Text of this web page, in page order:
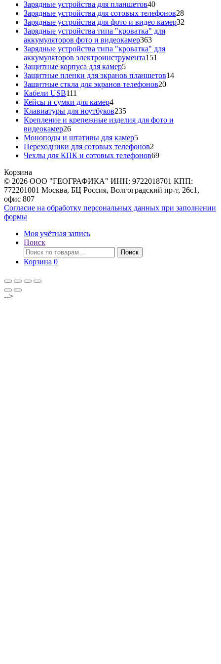
Зарядные устройства для планшетов4040
товаров
Зарядные устройства для сотовых телефонов2828
товаров
Зарядные устройства для фото и видео камер32
Зарядные устройства типа "кроватка" для
аккумуляторов фото и видеокамер363363
товара
Зарядные устройства типа "кроватка" для
аккумуляторов электроинструмента151
Защитные корпуса для камер55
товаров
Защитные пленки для экранов планшетов1414
Защитные сткла для экранов телефонов2020
Кабели USB111
товаров
Кейсы и сумки для камер44
товара
Клавиатуры для ноутбуков235235
товаров
Крепление и крепежные изделия для фото и
видеокамер2626
товаров
Моноподы и штативы для камер55
товаров
Переходники для сотовых телефонов2
товара
Чехлы для КПК и сотовых телефонов6969
Корзина
© 2026 ООО "ГЕОГРАФИКА" ИНН: 9722018701 КПП:
772201001 Москва, БЦ Россия, Волгоградский пр-т, 26с1,
офис 807
Согласие на обработку персональных данных при заполнении
формы
Моя учётная запись
Поиск
Искать:
Поиск
Корзина 0
-->